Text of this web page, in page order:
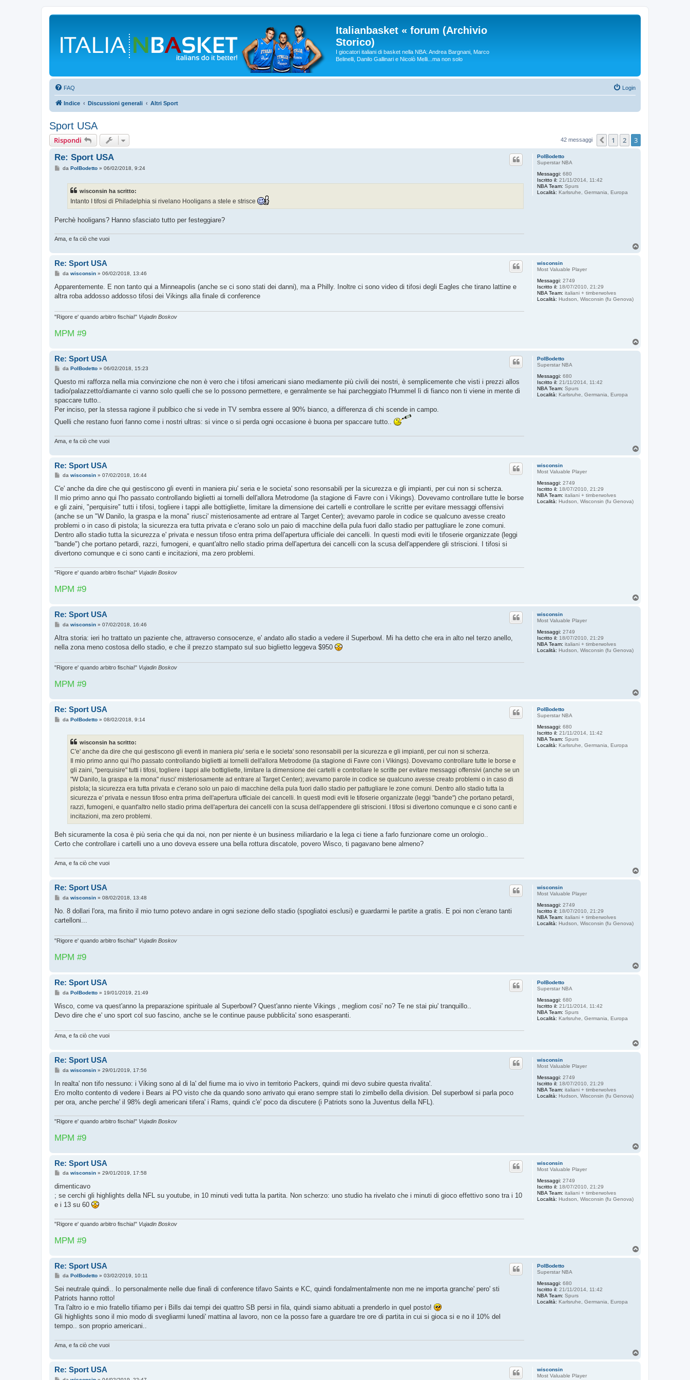
Italianbasket « forum (Archivio
Storico)
I giocatori italiani di basket nella NBA: Andrea Bargnani, Marco
Belinelli, Danilo Gallinari e Nicolò Melli...ma non solo
FAQ Login
Indice Discussioni generali Altri Sport
Sport USA
Rispondi 42 messaggi Precedente
1 2 3
PolBodetto
Superstar NBA
Messaggi: 680
Iscritto il: 21/11/2014, 11:42
NBA Team: Spurs
Località: Karlsruhe, Germania, Europa
Re: Sport USA
Mda PolBodetto» 06/02/2018, 9:24
wisconsin ha scritto:
Intanto I tifosi di Philadelphia si rivelano Hooligans a stele e strisce
Perchè hooligans? Hanno sfasciato tutto per festeggiare?
Ama, e fa ciò che vuoi
wisconsin
Most Valuable Player
Messaggi: 2749
Iscritto il: 18/07/2010, 21:29
NBA Team: italiani + timberwolves
Località: Hudson, Wisconsin (fu Genova)
Re: Sport USA
M
s
s
a
i
da wisconsin» 06/02/2018, 13:46
Apparentemente. E non tanto qui a Minneapolis (anche se ci sono stati dei danni), ma a Philly. Inoltre ci sono video di tifosi degli Eagles che tirano lattine e
altra roba addosso addosso tifosi dei Vikings alla finale di conference
"Rigore e' quando arbitro fischia!" Vujadin Boskov
MPM #9
PolBodetto
Superstar NBA
Messaggi: 680
Iscritto il: 21/11/2014, 11:42
NBA Team: Spurs
Località: Karlsruhe, Germania, Europa
Re: Sport USA
M
s
a
g
i
da PolBodetto» 06/02/2018, 15:23
Questo mi rafforza nella mia convinzione che non è vero che i tifosi americani siano mediamente più civili dei nostri, è semplicemente che visti i prezzi allos
tadio/palazzetto/diamante ci vanno solo quelli che se lo possono permettere, e genralmente se hai parcheggiato l'Hummel lì di fianco non ti viene in mente di
spaccare tutto..
Per inciso, per la stessa ragione il publbico che si vede in TV sembra essere al 90% bianco, a differenza di chi scende in campo.
Quelli che restano fuori fanno come i nostri ultras: si vince o si perda ogni occasione è buona per spaccare tutto..
Ama, e fa ciò che vuoi
wisconsin
Most Valuable Player
Messaggi: 2749
Iscritto il: 18/07/2010, 21:29
NBA Team: italiani + timberwolves
Località: Hudson, Wisconsin (fu Genova)
Re: Sport USA
M
s
a
g
g
i
o
da wisconsin» 07/02/2018, 16:44
C'e' anche da dire che qui gestiscono gli eventi in maniera piu' seria e le societa' sono resonsabili per la sicurezza e gli impianti, per cui non si scherza.
Il mio primo anno qui l'ho passato controllando biglietti ai tornelli dell'allora Metrodome (la stagione di Favre con i Vikings). Dovevamo controllare tutte le borse
e gli zaini, "perquisire" tutti i tifosi, togliere i tappi alle bottigliette, limitare la dimensione dei cartelli e controllare le scritte per evitare messaggi offensivi
(anche se un "W Danilo, la graspa e la mona" riusci' misteriosamente ad entrare al Target Center); avevamo parole in codice se qualcuno avesse creato
problemi o in caso di pistola; la sicurezza era tutta privata e c'erano solo un paio di macchine della pula fuori dallo stadio per pattugliare le zone comuni.
Dentro allo stadio tutta la sicurezza e' privata e nessun tifoso entra prima dell'apertura ufficiale dei cancelli. In questi modi eviti le tifoserie organizzate (leggi
"bande") che portano petardi, razzi, fumogeni, e quant'altro nello stadio prima dell'apertura dei cancelli con la scusa dell'appendere gli striscioni. I tifosi si
divertono comunque e ci sono canti e incitazioni, ma zero problemi.
"Rigore e' quando arbitro fischia!" Vujadin Boskov
MPM #9
wisconsin
Most Valuable Player
Messaggi: 2749
Iscritto il: 18/07/2010, 21:29
NBA Team: italiani + timberwolves
Località: Hudson, Wisconsin (fu Genova)
Re: Sport USA
M
s
a
i
da wisconsin» 07/02/2018, 16:46
Altra storia: ieri ho trattato un paziente che, attraverso consocenze, e' andato allo stadio a vedere il Superbowl. Mi ha detto che era in alto nel terzo anello,
nella zona meno costosa dello stadio, e che il prezzo stampato sul suo biglietto leggeva $950
"Rigore e' quando arbitro fischia!" Vujadin Boskov
MPM #9
PolBodetto
Superstar NBA
Messaggi: 680
Iscritto il: 21/11/2014, 11:42
NBA Team: Spurs
Località: Karlsruhe, Germania, Europa
Re: Sport USA
Mda PolBodetto» 08/02/2018, 9:14
wisconsin ha scritto:
C'e' anche da dire che qui gestiscono gli eventi in maniera piu' seria e le societa' sono resonsabili per la sicurezza e gli impianti, per cui non si scherza.
Il mio primo anno qui l'ho passato controllando biglietti ai tornelli dell'allora Metrodome (la stagione di Favre con i Vikings). Dovevamo controllare tutte le borse e
gli zaini, "perquisire" tutti i tifosi, togliere i tappi alle bottigliette, limitare la dimensione dei cartelli e controllare le scritte per evitare messaggi offensivi (anche se un
"W Danilo, la graspa e la mona" riusci' misteriosamente ad entrare al Target Center); avevamo parole in codice se qualcuno avesse creato problemi o in caso di
pistola; la sicurezza era tutta privata e c'erano solo un paio di macchine della pula fuori dallo stadio per pattugliare le zone comuni. Dentro allo stadio tutta la
sicurezza e' privata e nessun tifoso entra prima dell'apertura ufficiale dei cancelli. In questi modi eviti le tifoserie organizzate (leggi "bande") che portano petardi,
razzi, fumogeni, e quant'altro nello stadio prima dell'apertura dei cancelli con la scusa dell'appendere gli striscioni. I tifosi si divertono comunque e ci sono canti e
incitazioni, ma zero problemi.
Beh sicuramente la cosa è più seria che qui da noi, non per niente è un business miliardario e la lega ci tiene a farlo funzionare come un orologio..
Certo che controllare i cartelli uno a uno doveva essere una bella rottura discatole, povero Wisco, ti pagavano bene almeno?
Ama, e fa ciò che vuoi
wisconsin
Most Valuable Player
Messaggi: 2749
Iscritto il: 18/07/2010, 21:29
NBA Team: italiani + timberwolves
Località: Hudson, Wisconsin (fu Genova)
Re: Sport USA
M
s
a
i
da wisconsin» 08/02/2018, 13:48
No. 8 dollari l'ora, ma finito il mio turno potevo andare in ogni sezione dello stadio (spogliatoi esclusi) e guardarmi le partite a gratis. E poi non c'erano tanti
cartelloni...
"Rigore e' quando arbitro fischia!" Vujadin Boskov
MPM #9
PolBodetto
Superstar NBA
Messaggi: 680
Iscritto il: 21/11/2014, 11:42
NBA Team: Spurs
Località: Karlsruhe, Germania, Europa
Re: Sport USA
M
s
a
i
da PolBodetto» 19/01/2019, 21:49
Wisco, come va quest'anno la preparazione spirituale al Superbowl? Quest'anno niente Vikings , megliom cosi' no? Te ne stai piu' tranquillo..
Devo dire che e' uno sport col suo fascino, anche se le continue pause pubblicita' sono esasperanti.
Ama, e fa ciò che vuoi
wisconsin
Most Valuable Player
Messaggi: 2749
Iscritto il: 18/07/2010, 21:29
NBA Team: italiani + timberwolves
Località: Hudson, Wisconsin (fu Genova)
Re: Sport USA
M
s
a
g
o
da wisconsin» 29/01/2019, 17:56
In realta' non tifo nessuno: i Viking sono al di la' del fiume ma io vivo in territorio Packers, quindi mi devo subire questa rivalita'.
Ero molto contento di vedere i Bears ai PO visto che da quando sono arrivato qui erano sempre stati lo zimbello della division. Del superbowl si parla poco
per ora, anche perche' il 98% degli americani tifera' i Rams, quindi c'e' poco da discutere (i Patriots sono la Juventus della NFL).
"Rigore e' quando arbitro fischia!" Vujadin Boskov
MPM #9
wisconsin
Most Valuable Player
Messaggi: 2749
Iscritto il: 18/07/2010, 21:29
NBA Team: italiani + timberwolves
Località: Hudson, Wisconsin (fu Genova)
Re: Sport USA
M
s
a
g
o
da wisconsin» 29/01/2019, 17:58
dimenticavo
; se cerchi gli highlights della NFL su youtube, in 10 minuti vedi tutta la partita. Non scherzo: uno studio ha rivelato che i minuti di gioco effettivo sono tra i 10
e i 13 su 60
"Rigore e' quando arbitro fischia!" Vujadin Boskov
MPM #9
PolBodetto
Superstar NBA
Messaggi: 680
Iscritto il: 21/11/2014, 11:42
NBA Team: Spurs
Località: Karlsruhe, Germania, Europa
Re: Sport USA
M
s
a
g
i
o
da PolBodetto» 03/02/2019, 10:11
Sei neutrale quindi.. Io personalmente nelle due finali di conference tifavo Saints e KC, quindi fondalmentalmente non me ne importa granche' pero' sti
Patriots hanno rotto!
Tra l'altro io e mio fratello tifiamo per i Bills dai tempi dei quattro SB persi in fila, quindi siamo abituati a prenderlo in quel posto!
Gli highlights sono il mio modo di svegliarmi lunedi' mattina al lavoro, non ce la posso fare a guardare tre ore di partita in cui si gioca si e no il 10% del
tempo.. son proprio americani..
Ama, e fa ciò che vuoi
wisconsin
Most Valuable Player
Re: Sport USA